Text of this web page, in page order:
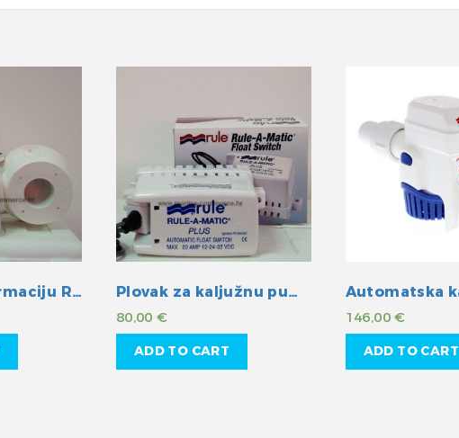
Kit za transformaciju R/E 24V Plovak za kaljužnu pumpu Rule
80,00€
ADD TO CART
146,00€
ADD TO CART